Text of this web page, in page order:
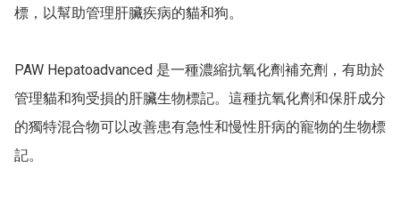
標，以幫助管理肝臟疾病的貓和狗。
PAW Hepatoadvanced 是一種濃縮抗氧化劑補充劑，有助於
管理貓和狗受損的肝臟生物標記。這種抗氧化劑和保肝成分
的獨特混合物可以改善患有急性和慢性肝病的寵物的生物標
記。